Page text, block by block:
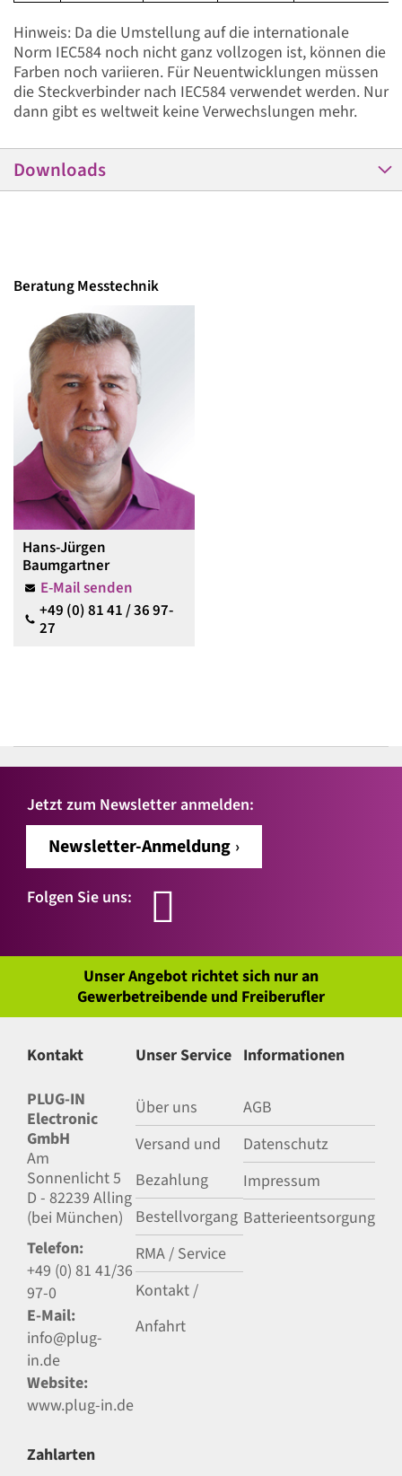
Hinweis: Da die Umstellung auf die internationale
Norm IEC584 noch nicht ganz vollzogen ist, können die
Farben noch variieren. Für Neuentwicklungen müssen
die Steckverbinder nach IEC584 verwendet werden. Nur
dann gibt es weltweit keine Verwechslungen mehr.
Downloads
Beratung Messtechnik
Hans-Jürgen
Baumgartner
E-Mail senden
+49 (0) 81 41 / 36 97-
27
Jetzt zum Newsletter anmelden:
Newsletter-Anmeldung
Folgen Sie uns:
Unser Angebot richtet sich nur an
Gewerbetreibende und Freiberufler
Kontakt
PLUG-IN
Electronic
GmbH
Am
Sonnenlicht 5
D - 82239 Alling
(bei München)
Telefon:
+49 (0) 81 41/36
97-0
E-Mail:
info@plug-
in.de
Website:
www.plug-in.de
Unser Service
Über uns
Versand und
Bezahlung
Bestellvorgang
RMA / Service
Kontakt /
Anfahrt
Informationen
AGB
Datenschutz
Impressum
Batterieentsorgung
Zahlarten